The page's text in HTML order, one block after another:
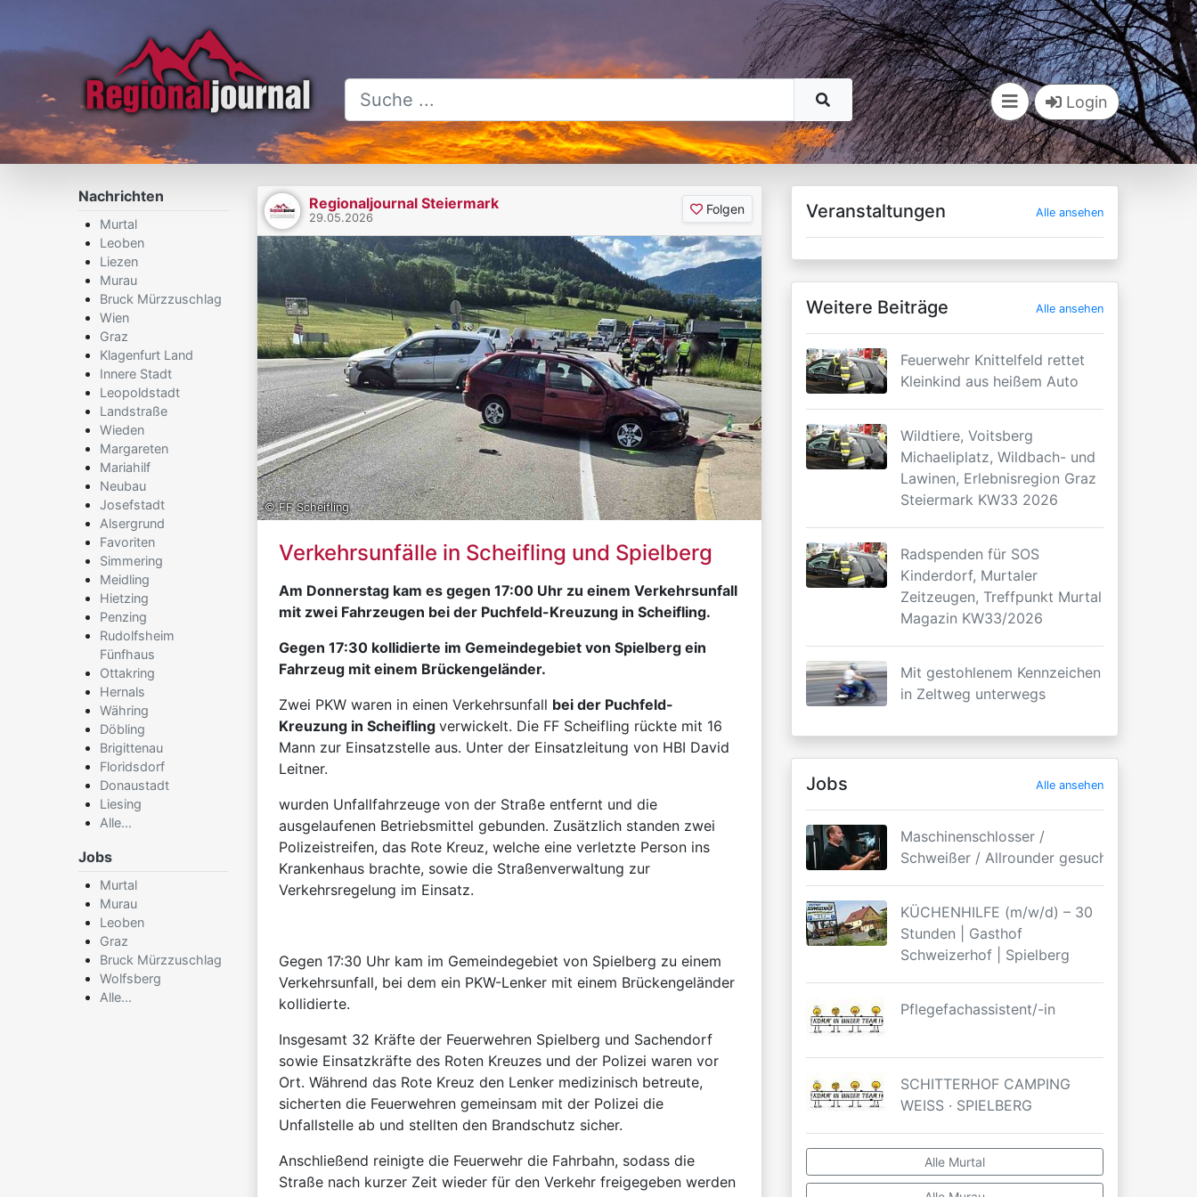
Login
Nachrichten
Murtal
Leoben
Liezen
Murau
Bruck Mürzzuschlag
Wien
Graz
Klagenfurt Land
Innere Stadt
Leopoldstadt
Landstraße
Wieden
Margareten
Mariahilf
Neubau
Josefstadt
Alsergrund
Favoriten
Simmering
Meidling
Hietzing
Penzing
Rudolfsheim
Fünfhaus
Ottakring
Hernals
Währing
Döbling
Brigittenau
Floridsdorf
Donaustadt
Liesing
Alle...
Jobs
Murtal
Murau
Leoben
Graz
Bruck Mürzzuschlag
Wolfsberg
Alle...
Regionaljournal Steiermark
29.05.2026
Folgen
© FF Scheifling
Verkehrsunfälle in Scheifling und Spielberg
Am Donnerstag kam es gegen 17:00 Uhr zu einem Verkehrsunfall
mit zwei Fahrzeugen bei der Puchfeld-Kreuzung in Scheifling.
Gegen 17:30 kollidierte im Gemeindegebiet von Spielberg ein
Fahrzeug mit einem Brückengeländer.
Zwei PKW waren in einen Verkehrsunfall bei der Puchfeld-
Kreuzung in Scheifling verwickelt. Die FF Scheifling rückte mit 16
Mann zur Einsatzstelle aus. Unter der Einsatzleitung von HBI David
Leitner.
wurden Unfallfahrzeuge von der Straße entfernt und die
ausgelaufenen Betriebsmittel gebunden. Zusätzlich standen zwei
Polizeistreifen, das Rote Kreuz, welche eine verletzte Person ins
Krankenhaus brachte, sowie die Straßenverwaltung zur
Verkehrsregelung im Einsatz.
Gegen 17:30 Uhr kam im Gemeindegebiet von Spielberg zu einem
Verkehrsunfall, bei dem ein PKW-Lenker mit einem Brückengeländer
kollidierte.
Insgesamt 32 Kräfte der Feuerwehren Spielberg und Sachendorf
sowie Einsatzkräfte des Roten Kreuzes und der Polizei waren vor
Ort. Während das Rote Kreuz den Lenker medizinisch betreute,
sicherten die Feuerwehren gemeinsam mit der Polizei die
Unfallstelle ab und stellten den Brandschutz sicher.
Anschließend reinigte die Feuerwehr die Fahrbahn, sodass die
Straße nach kurzer Zeit wieder für den Verkehr freigegeben werden
Veranstaltungen Alle ansehen
Weitere Beiträge Alle ansehen
Feuerwehr Knittelfeld rettet
Kleinkind aus heißem Auto
Wildtiere, Voitsberg
Michaeliplatz, Wildbach- und
Lawinen, Erlebnisregion Graz
Steiermark KW33 2026
Radspenden für SOS
Kinderdorf, Murtaler
Zeitzeugen, Treffpunkt Murtal
Magazin KW33/2026
Mit gestohlenem Kennzeichen
in Zeltweg unterwegs
Jobs Alle ansehen
Maschinenschlosser /
Schweißer / Allrounder gesucht
KÜCHENHILFE (m/w/d) – 30
Stunden | Gasthof
Schweizerhof | Spielberg
Pflegefachassistent/-in
SCHITTERHOF CAMPING
WEISS · SPIELBERG
Alle Murtal